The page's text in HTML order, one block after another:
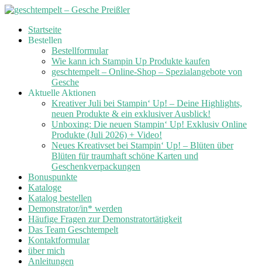
Skip
Startseite
Bestellen
Bestellformular
Wie kann ich Stampin Up Produkte kaufen
geschtempelt – Online-Shop – Spezialangebote von
Gesche
Aktuelle Aktionen
Kreativer Juli bei Stampin‘ Up! – Deine Highlights,
neuen Produkte & ein exklusiver Ausblick!
Unboxing: Die neuen Stampin‘ Up! Exklusiv Online
Produkte (Juli 2026) + Video!
Neues Kreativset bei Stampin‘ Up! – Blüten über
Blüten für traumhaft schöne Karten und
Geschenkverpackungen
Bonuspunkte
Kataloge
Katalog bestellen
Demonstrator/in* werden
Häufige Fragen zur Demonstratortätigkeit
Das Team Geschtempelt
Kontaktformular
über mich
Anleitungen